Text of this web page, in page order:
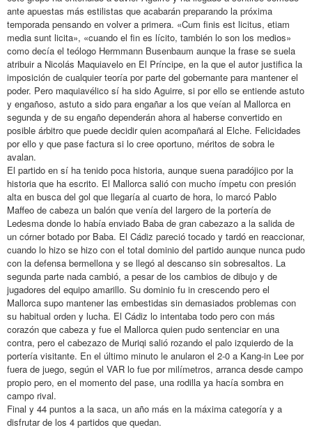
ante apuestas más estilistas que acabarán preparando la próxima
temporada pensando en volver a primera. «Cum finis est licitus, etiam
media sunt licita», «cuando el fin es lícito, también lo son los medios»
como decía el teólogo Hermmann Busenbaum aunque la frase se suela
atribuir a Nicolás Maquiavelo en El Príncipe, en la que el autor justifica la
imposición de cualquier teoría por parte del gobernante para mantener el
poder. Pero maquiavélico sí ha sido Aguirre, si por ello se entiende astuto
y engañoso, astuto a sido para engañar a los que veían al Mallorca en
segunda y de su engaño dependerán ahora al haberse convertido en
posible árbitro que puede decidir quien acompañará al Elche. Felicidades
por ello y que pase factura si lo cree oportuno, méritos de sobra le
avalan.
El partido en sí ha tenido poca historia, aunque suena paradójico por la
historia que ha escrito. El Mallorca salió con mucho ímpetu con presión
alta en busca del gol que llegaría al cuarto de hora, lo marcó Pablo
Maffeo de cabeza un balón que venía del largero de la portería de
Ledesma donde lo había enviado Baba de gran cabezazo a la salida de
un córner botado por Baba. El Cádiz pareció tocado y tardó en reaccionar,
cuando lo hizo se hizo con el total dominio del partido aunque nunca pudo
con la defensa bermellona y se llegó al descanso sin sobresaltos. La
segunda parte nada cambió, a pesar de los cambios de dibujo y de
jugadores del equipo amarillo. Su dominio fu in crescendo pero el
Mallorca supo mantener las embestidas sin demasiados problemas con
su habitual orden y lucha. El Cádiz lo intentaba todo pero con más
corazón que cabeza y fue el Mallorca quien pudo sentenciar en una
contra, pero el cabezazo de Muriqi salió rozando el palo izquierdo de la
portería visitante. En el último minuto le anularon el 2-0 a Kang-in Lee por
fuera de juego, según el VAR lo fue por milímetros, arranca desde campo
propio pero, en el momento del pase, una rodilla ya hacía sombra en
campo rival.
Final y 44 puntos a la saca, un año más en la máxima categoría y a
disfrutar de los 4 partidos que quedan.